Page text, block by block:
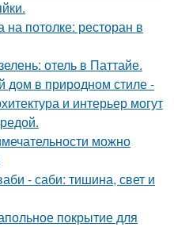
потолке: ресторан в
отель в Паттайе.
в природном стиле -
и интерьер могут
можно
- саби: тишина, свет и
покрытие для